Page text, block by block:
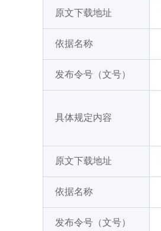
原文下载地址
依据名称
发布令号（文号）
具体规定内容
原文下载地址
依据名称
发布令号（文号）